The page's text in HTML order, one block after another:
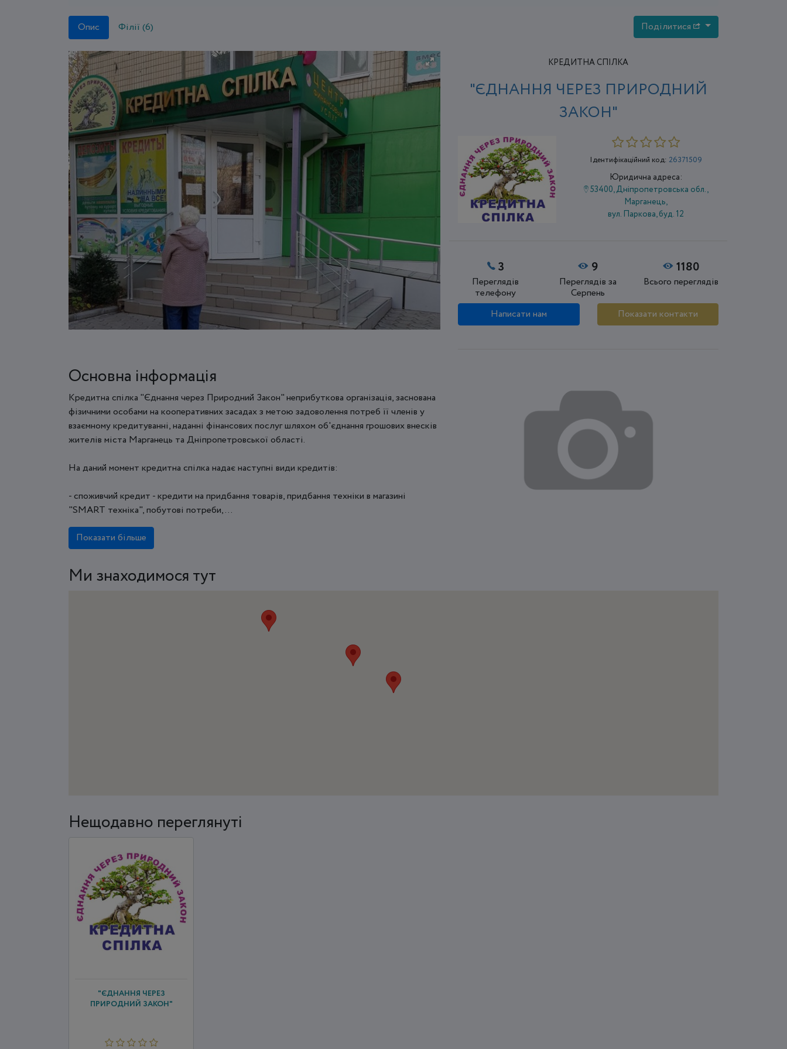
Опис Філії (6) Поділитися
КРЕДИТНА СПІЛКА
"ЄДНАННЯ ЧЕРЕЗ ПРИРОДНИЙ
ЗАКОН"
Ідентифікаційний код: 26371509
Юридична адреса:
53400, Дніпропетровська обл.,
Марганець,
вул. Паркова, буд. 12
3
Переглядів
телефону
9
Переглядів за
Серпень
1180
Всього переглядів
Написати нам Показати контакти
Основна інформація
Кредитна спілка "Єднання через Природний Закон" неприбуткова організація, заснована
фізичними особами на кооперативних засадах з метою задоволення потреб її членів у
взаємному кредитуванні, наданні фінансових послуг шляхом об'єднання грошових внесків
жителів міста Марганець та Дніпропетровської області.
На даний момент кредитна спілка надає наступні види кредитів:
- cпоживчий кредит - кредити на придбання товарів, придбання техніки в магазині
"SMART техніка", побутові потреби, ...
Показати більше
Ми знаходимося тут
Нещодавно переглянуті
"ЄДНАННЯ ЧЕРЕЗ
ПРИРОДНИЙ ЗАКОН"